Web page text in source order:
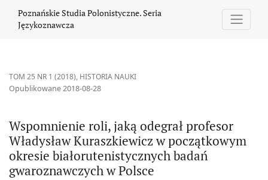
Poznańskie Studia Polonistyczne. Seria
Językoznawcza
TOM 25 NR 1 (2018), HISTORIA NAUKI
Wspomnienie roli, jaką odegrał profesor
Władysław Kuraszkiewicz w początkowym
okresie białorutenistycznych badań
gwaroznawczych w Polsce
Opublikowane 2018-08-28